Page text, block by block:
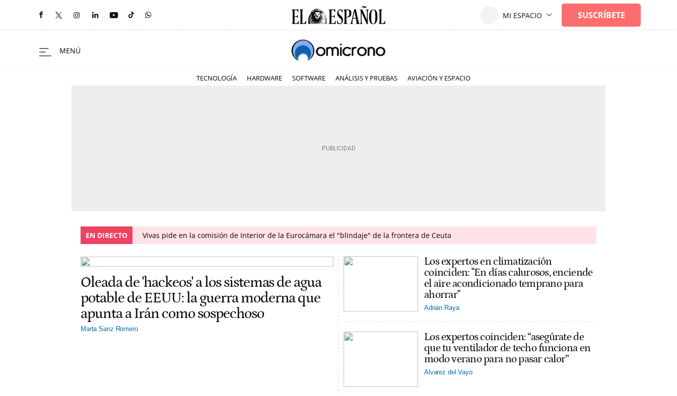
TECNOLOGÍA HARDWARE SOFTWARE ANÁLISIS Y PRUEBAS AVIACIÓN Y ESPACIO
EN DIRECTO Vivas pide en la comisión de Interior de la Eurocámara el "blindaje" de la frontera de Ceuta
Oleada de 'hackeos' a los sistemas de agua
potable de EEUU: la guerra moderna que
apunta a Irán como sospechoso
Marta Sanz Romero
Los expertos en climatización
coinciden: "En días calurosos, enciende
el aire acondicionado temprano para
ahorrar"
Adrián Raya
Los expertos coinciden: “asegúrate de
que tu ventilador de techo funciona en
modo verano para no pasar calor”
Alvarez del Vayo